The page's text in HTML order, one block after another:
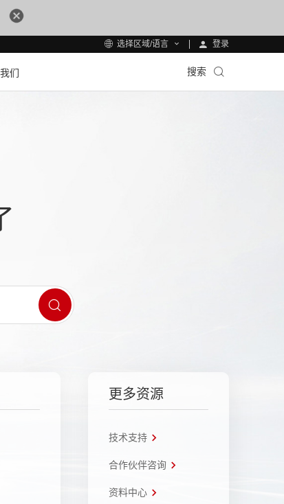
选择区域/语言 登录
们 搜索
更多资源
技术支持
合作伙伴咨询
资料中心